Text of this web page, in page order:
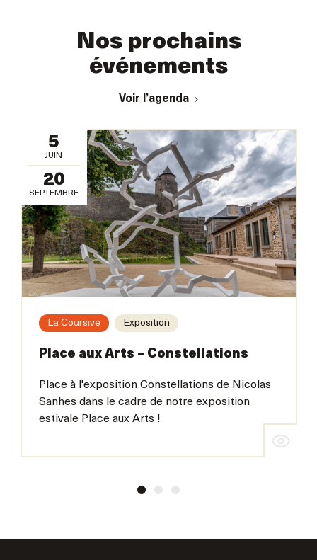
Nos prochains
événements
Voir l’agenda
5
JUIN
20
SEPTEMBRE
La Coursive Exposition
Place aux Arts – Constellations
Place à l'exposition Constellations de Nicolas
Sanhes dans le cadre de notre exposition
estivale Place aux Arts !